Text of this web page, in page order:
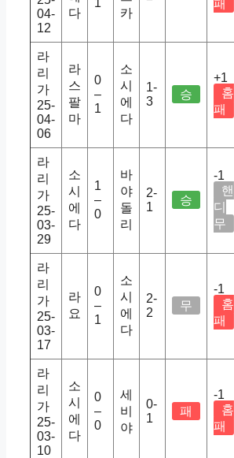
04-
12
다
카
패
라
리
가
25-
04-
06
라
스
팔
마
0
–
1
소
시
에
다
1-
3
승
+1
홈
패
라
리
가
25-
03-
29
소
시
에
다
1
–
0
바
야
돌
리
2-
1
승
-1
핸
디
무
라
리
가
25-
03-
17
라
요
0
–
1
소
시
에
다
2-
2
무
-1
홈
패
라
리
가
25-
03-
10
소
시
에
다
0
–
0
세
비
야
0-
1
패
-1
홈
패